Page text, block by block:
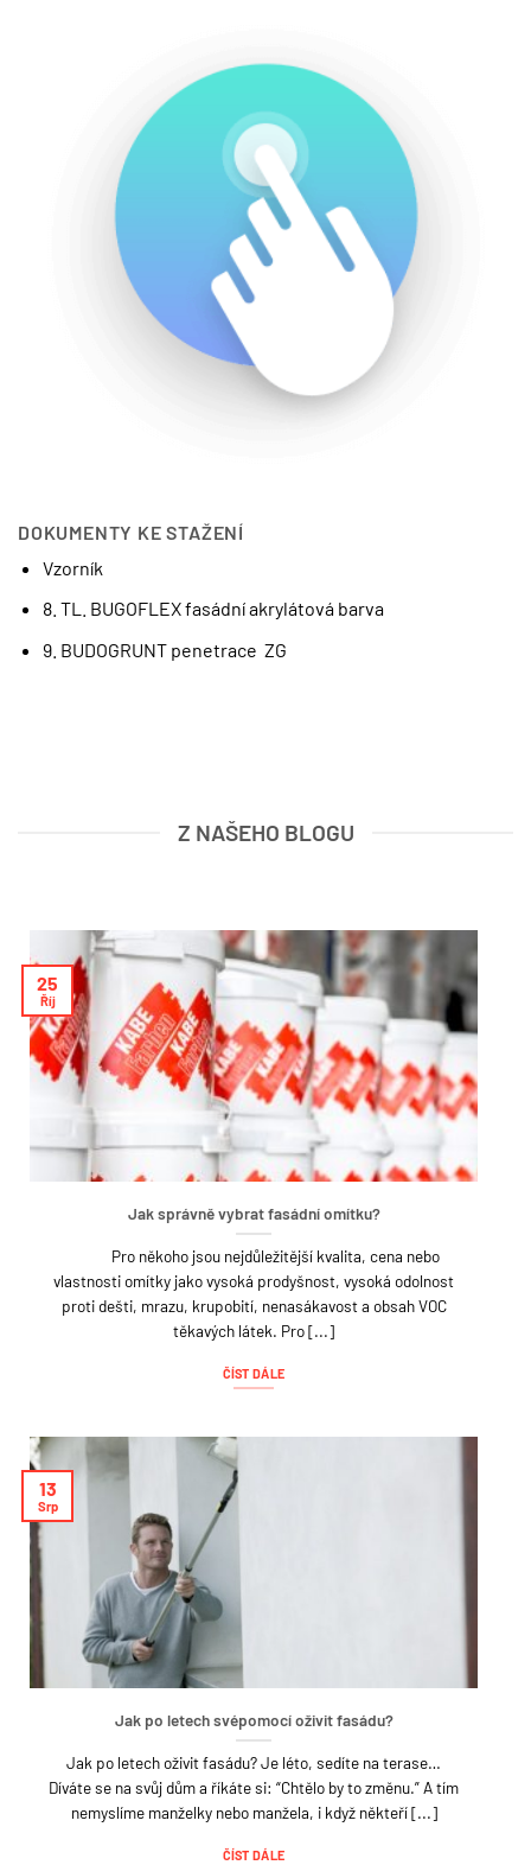
DOKUMENTY KE STAŽENÍ
Vzorník
8. TL. BUGOFLEX fasádní akrylátová barva
9. BUDOGRUNT penetrace ZG
Z NAŠEHO BLOGU
Jak správně vybrat fasádní omítku?
Pro někoho jsou nejdůležitější kvalita, cena nebo
vlastnosti omítky jako vysoká prodyšnost, vysoká odolnost
proti dešti, mrazu, krupobití, nenasákavost a obsah VOC
těkavých látek. Pro [...]
ČÍST DÁLE
25
Říj
Jak po letech svépomocí oživit fasádu?
Jak po letech oživit fasádu? Je léto, sedíte na terase…
Díváte se na svůj dům a říkáte si: “Chtělo by to změnu.” A tím
nemyslíme manželky nebo manžela, i když někteří [...]
ČÍST DÁLE
13
Srp